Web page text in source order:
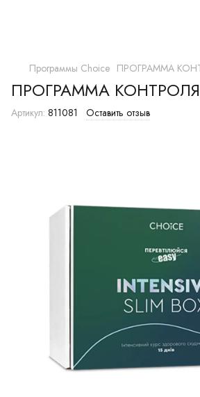
Программы Choice ПРОГРАММА
ПРОГРАММА
Артикул: 811081 Оставить отзыв